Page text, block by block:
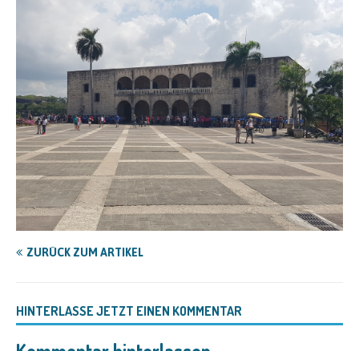
ZURÜCK ZUM ARTIKEL
HINTERLASSE JETZT EINEN KOMMENTAR